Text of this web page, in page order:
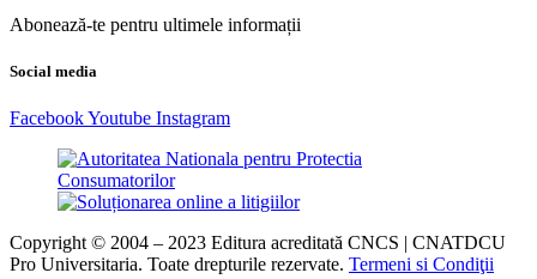
Abonează-te pentru ultimele informații
Social media
FacebookYoutube Instagram
Copyright © 2004 – 2023 Editura acreditată CNCS | CNATDCU
Pro Universitaria. Toate drepturile rezervate. Termeni si Condiţii